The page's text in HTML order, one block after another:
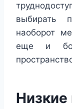
выбирать
наоборот
еще и